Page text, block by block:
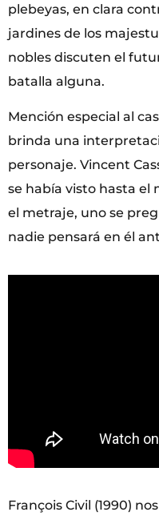
plebeyas, en clara
jardines de los
nobles discuten el
batalla alguna.
Mención especial al
brinda una
personaje. Vincent
se había visto hasta
el metraje, uno se
nadie pensará en él
François Civil (1990)